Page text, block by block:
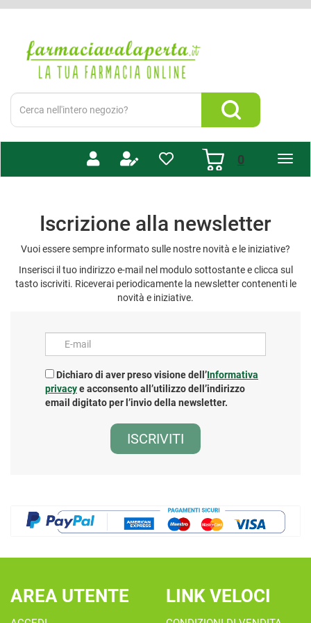
principale
Valaperta
Cerca
Prodotto
Cerca Prodotto
0prodotti
Iscrizione alla newsletter
Vuoi essere sempre informato sulle nostre novità e le iniziative?
Inserisci il tuo indirizzo e-mail nel modulo sottostante e clicca sul
tasto iscriviti. Riceverai periodicamente la newsletter contenenti le
novità e iniziative.
E-mail
Dichiaro di aver preso visione dell’Informativa
privacye acconsento all’utilizzo dell’indirizzo
email digitato per l’invio della newsletter.
AREA UTENTE LINK VELOCI